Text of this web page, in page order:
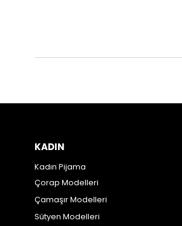
KADIN
Kadın Pijama
Çorap Modelleri
Çamaşır Modelleri
Sütyen Modelleri